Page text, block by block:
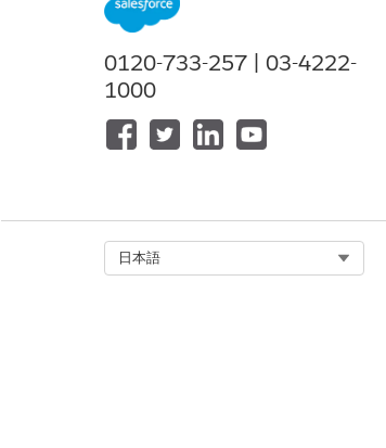
005321721
この記事で問題は解決されましたか?
ご意見をお待ちしております。
0120-733-257 | 03-4222-
1000
日本語